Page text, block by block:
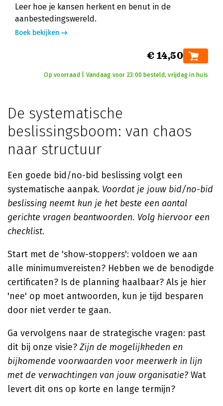
Leer hoe je kansen herkent en benut in de
aanbestedingswereld.
Boek bekijken
€ 14,50
Op voorraad | Vandaag voor 23:00 besteld, vrijdag in huis
De systematische
beslissingsboom: van chaos
naar structuur
Een goede bid/no-bid beslissing volgt een
systematische aanpak. Voordat je jouw bid/no-bid
beslissing neemt kun je het beste een aantal
gerichte vragen beantwoorden. Volg hiervoor een
checklist.
Start met de 'show-stoppers': voldoen we aan
alle minimumvereisten? Hebben we de benodigde
certificaten? Is de planning haalbaar? Als je hier
'nee' op moet antwoorden, kun je tijd besparen
door niet verder te gaan.
Ga vervolgens naar de strategische vragen: past
dit bij onze visie? Zijn de mogelijkheden en
bijkomende voorwaarden voor meerwerk in lijn
met de verwachtingen van jouw organisatie? Wat
levert dit ons op korte en lange termijn?